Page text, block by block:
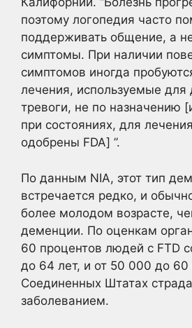
поэтому логопедия часто
поддерживать общение, а
симптомы. При наличии
симптомов иногда
лечения, используемые для
тревоги, не по назначению
при состояниях, для
одобрены FDA] ”.
По данным NIA, этот тип
встречается редко, и
более молодом возрасте,
деменции. По оценкам
60 процентов людей с FTD
до 64 лет, и от 50 000 до
Соединенных Штатах
заболеванием.